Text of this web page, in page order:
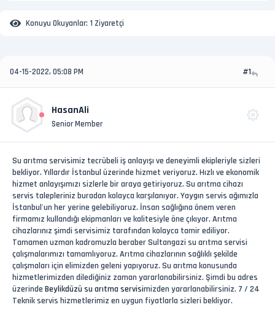
Konuyu Okuyanlar: 1 Ziyaretçi
04-15-2022, 05:08 PM #1
HasanAli
Senior Member
Su arıtma servisimiz tecrübeli iş anlayışı ve deneyimli ekipleriyle sizleri
bekliyor. Yıllardır İstanbul üzerinde hizmet veriyoruz. Hızlı ve ekonomik
hizmet anlayışımızı sizlerle bir araya getiriyoruz. Su arıtma cihazı
servis talepleriniz buradan kolayca karşılanıyor. Yaygın servis ağımızla
İstanbul'un her yerine gelebiliyoruz. İnsan sağlığına önem veren
firmamız kullandığı ekipmanları ve kalitesiyle öne çıkıyor. Arıtma
cihazlarınız şimdi servisimiz tarafından kolayca tamir ediliyor.
Tamamen uzman kadromuzla beraber Sultangazi su arıtma servisi
çalışmalarımızı tamamlıyoruz. Arıtma cihazlarının sağlıklı şekilde
çalışmaları için elimizden geleni yapıyoruz. Su arıtma konusunda
hizmetlerimizden dilediğiniz zaman yararlanabilirsiniz. Şimdi bu adres
üzerinde Beylikdüzü su arıtma servisimizden yararlanabilirsiniz. 7 / 24
Teknik servis hizmetlerimiz en uygun fiyatlarla sizleri bekliyor.